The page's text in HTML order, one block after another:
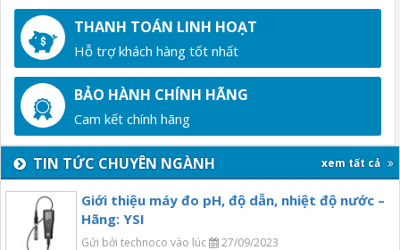
THANH TOÁN LINH HOẠT
Hỗ trợ khách hàng tốt nhất
BẢO HÀNH CHÍNH HÃNG
Cam kết chính hãng
TIN TỨC CHUYÊN NGÀNH xem tất cả
Giới thiệu máy đo pH, độ dẫn, nhiệt độ nước –
Hãng: YSI
Gửi bởi technoco vào lúc 27/09/2023